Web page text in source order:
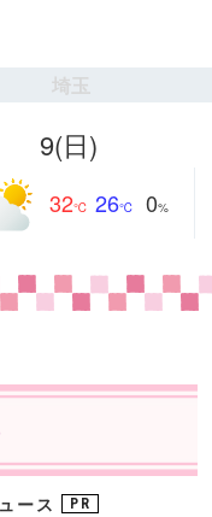
埼玉
9(日)
32 26 0
ース PR